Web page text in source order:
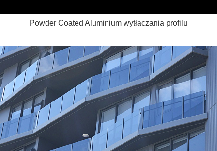
Powder Coated Aluminium wytłaczania profilu